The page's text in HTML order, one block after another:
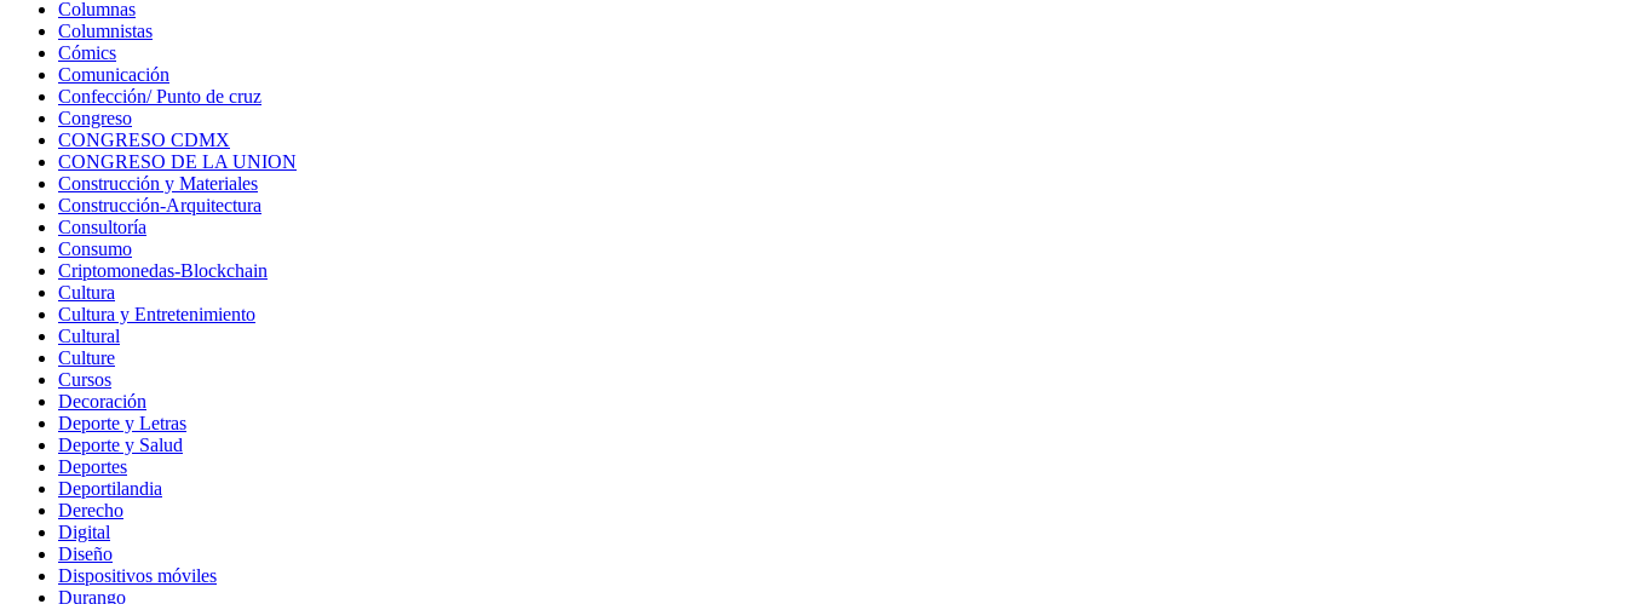
Columnas
Columnistas
Cómics
Comunicación
Confección/ Punto de cruz
Congreso
CONGRESO CDMX
CONGRESO DE LA UNION
Construcción y Materiales
Construcción-Arquitectura
Consultoría
Consumo
Criptomonedas-Blockchain
Cultura
Cultura y Entretenimiento
Cultural
Culture
Cursos
Decoración
Deporte y Letras
Deporte y Salud
Deportes
Deportilandia
Derecho
Digital
Diseño
Dispositivos móviles
Durango